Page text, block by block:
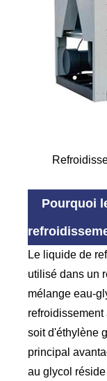
Pourquoi
Le liquide de
utilisé dans un
mélange eau-
soit d'éthylène
principal
au glycol